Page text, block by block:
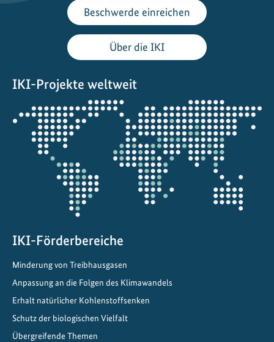
C
o
m
p
:
E
i
n
R
a
ü
Beschwerde einreichen
Über die IKI
IKI-Projekte weltweit
Öffnet
die
Projektkarte
IKI-Förderbereiche
Minderung von Treibhausgasen
Anpassung an die Folgen des Klimawandels
Erhalt natürlicher Kohlenstoffsenken
Schutz der biologischen Vielfalt
Übergreifende Themen